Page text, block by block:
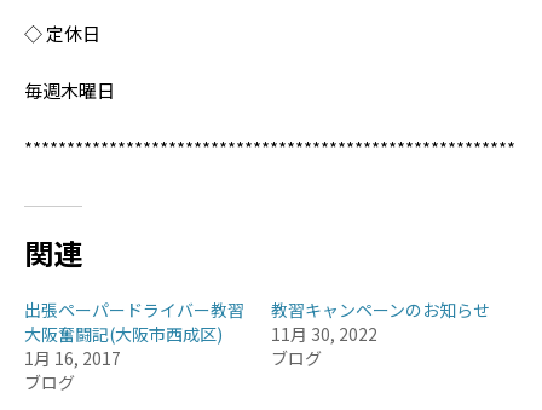
◇ 定休日
毎週木曜日
**********************************************************
関連
出張ペーパードライバー教習
大阪奮闘記(大阪市西成区)
1月 16, 2017
ブログ
教習キャンペーンのお知らせ
11月 30, 2022
ブログ